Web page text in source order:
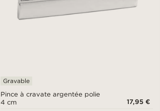
Pince à cravate argentée polie
4 cm
Gravable
17,95 €